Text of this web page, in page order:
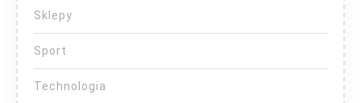
Sklepy
Sport
Technologia